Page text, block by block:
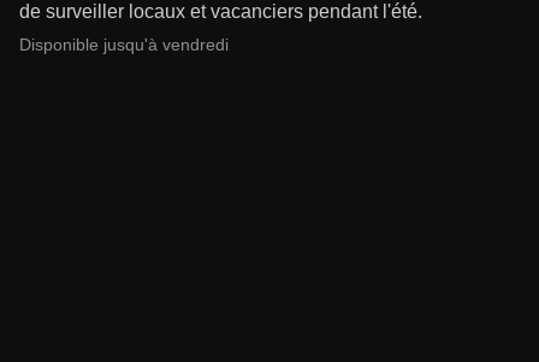
de surveiller locaux et vacanciers pendant l'été.
Disponible jusqu'à vendredi